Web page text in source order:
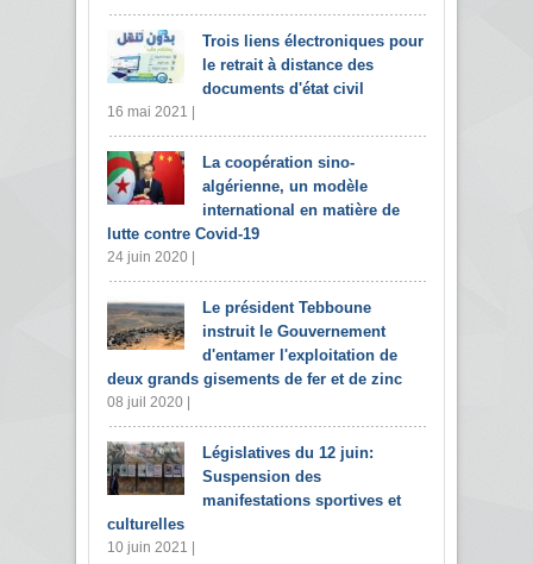
Trois liens électroniques pour
le retrait à distance des
documents d'état civil
16 mai 2021 |
La coopération sino-
algérienne, un modèle
international en matière de
lutte contre Covid-19
24 juin 2020 |
Le président Tebboune
instruit le Gouvernement
d'entamer l'exploitation de
deux grands gisements de fer et de zinc
08 juil 2020 |
Législatives du 12 juin:
Suspension des
manifestations sportives et
culturelles
10 juin 2021 |